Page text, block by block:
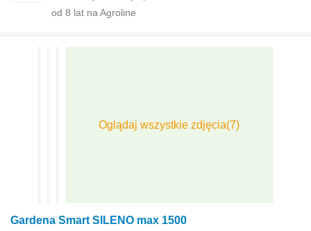
od 8 lat na Agroline
Gardena Smart SILENO max 1500